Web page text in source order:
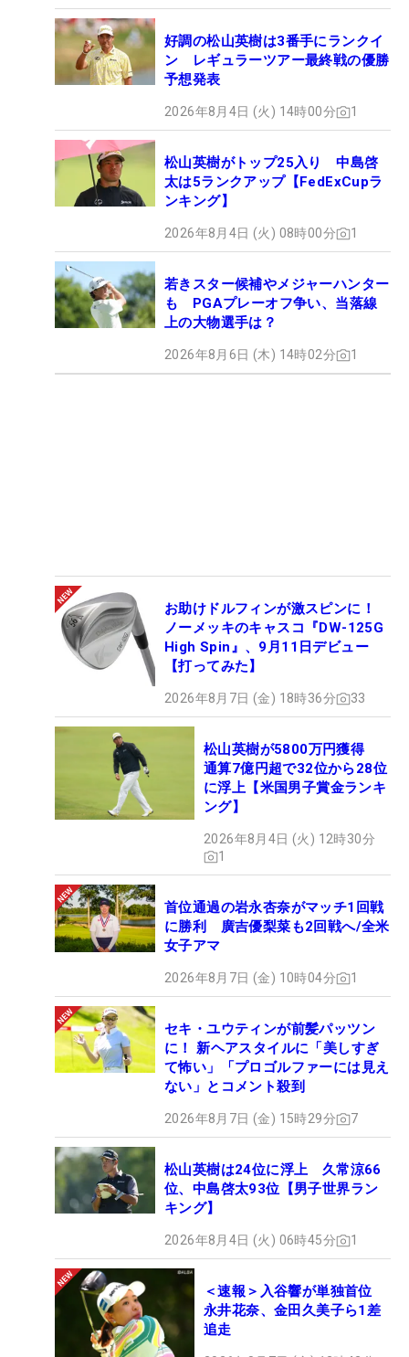
好調の松山英樹は3番手にランクイ
ン レギュラーツアー最終戦の優勝
予想発表
2026年8月4日 (火) 14時00分 1
松山英樹がトップ25入り 中島啓
太は5ランクアップ【FedExCupラ
ンキング】
2026年8月4日 (火) 08時00分 1
若きスター候補やメジャーハンター
も PGAプレーオフ争い、当落線
上の大物選手は？
2026年8月6日 (木) 14時02分 1
お助けドルフィンが激スピンに！
ノーメッキのキャスコ『DW-125G
High Spin』、9月11日デビュー
【打ってみた】
2026年8月7日 (金) 18時36分 33
松山英樹が5800万円獲得
通算7億円超で32位から28位
に浮上【米国男子賞金ランキ
ング】
2026年8月4日 (火) 12時30分
1
首位通過の岩永杏奈がマッチ1回戦
に勝利 廣吉優梨菜も2回戦へ/全米
女子アマ
2026年8月7日 (金) 10時04分 1
セキ・ユウティンが前髪パッツン
に！ 新ヘアスタイルに「美しすぎ
て怖い」「プロゴルファーには見え
ない」とコメント殺到
2026年8月7日 (金) 15時29分 7
松山英樹は24位に浮上 久常涼66
位、中島啓太93位【男子世界ラン
キング】
2026年8月4日 (火) 06時45分 1
＜速報＞入谷響が単独首位
永井花奈、金田久美子ら1差
追走